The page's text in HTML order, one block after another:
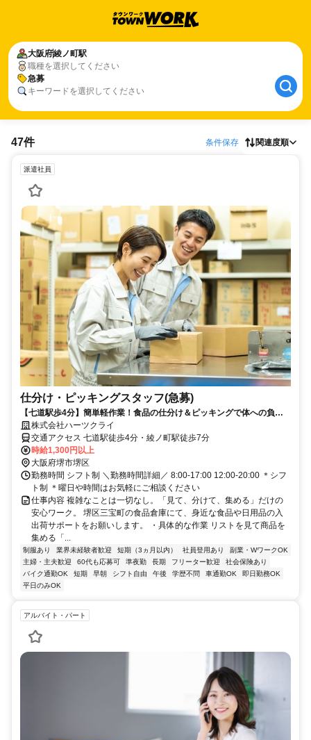
大阪府綾ノ町駅
職種を選択してください
急募
キーワードを選択してください
47件 条件保存 関連度順
派遣社員
仕分け・ピッキングスタッフ(急募)
【七道駅歩4分】簡単軽作業！食品の仕分け＆ピッキングで体への負担
少なめ！未経験・ブランク・シニア世代を応援！
株式会社ハーツクライ
交通アクセス 七道駅徒歩4分・綾ノ町駅徒歩7分
時給1,300円以上
大阪府堺市堺区
勤務時間 シフト制 ＼勤務時間詳細／ 8:00-17:00 12:00-20:00 ＊シフ
ト制 ＊曜日や時間はお気軽にご相談ください
仕事内容 複雑なことは一切なし。「見て、分けて、集める」だけの
安心ワーク。 堺区三宝町の食品倉庫にて、身近な食品や日用品の入
出荷サポートをお願いします。 ・具体的な作業 リストを見て商品を
集める「...
制服あり 業界未経験者歓迎 短期（3ヵ月以内） 社員登用あり
副業・WワークOK
主婦・主夫歓迎
60代も応募可 準夜勤 長期 フリーター歓迎
社会保険あり
バイク通勤OK
短期 早朝 シフト自由 午後 学歴不問 車通勤OK
即日勤務OK
平日のみOK
アルバイト・パート